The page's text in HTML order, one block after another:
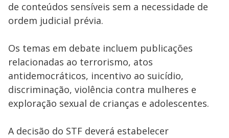
de conteúdos sensíveis sem a necessidade de
ordem judicial prévia.
Os temas em debate incluem publicações
relacionadas ao terrorismo, atos
antidemocráticos, incentivo ao suicídio,
discriminação, violência contra mulheres e
exploração sexual de crianças e adolescentes.
A decisão do STF deverá estabelecer